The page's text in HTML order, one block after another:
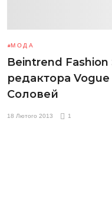
МОДА
Beintrend
редактора
Соловей
18 Лютого 2013 1